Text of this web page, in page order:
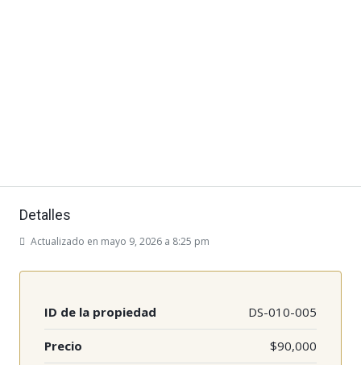
Detalles
Actualizado en mayo 9, 2026 a 8:25 pm
ID de la propiedad DS-010-005
Precio $90,000